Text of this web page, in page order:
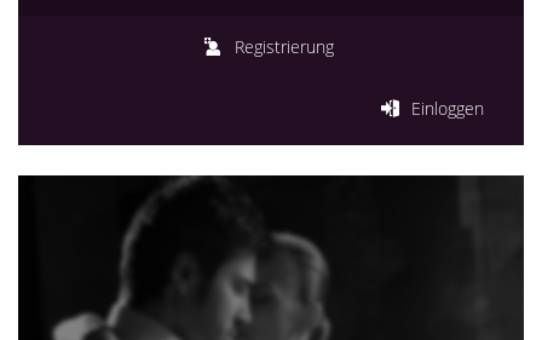
Registrierung
Einloggen